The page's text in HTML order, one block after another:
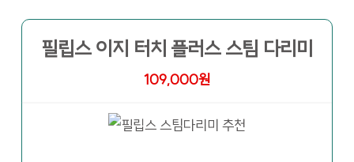
필립스 이지 터치 플러스 스팀 다리미
109,000원